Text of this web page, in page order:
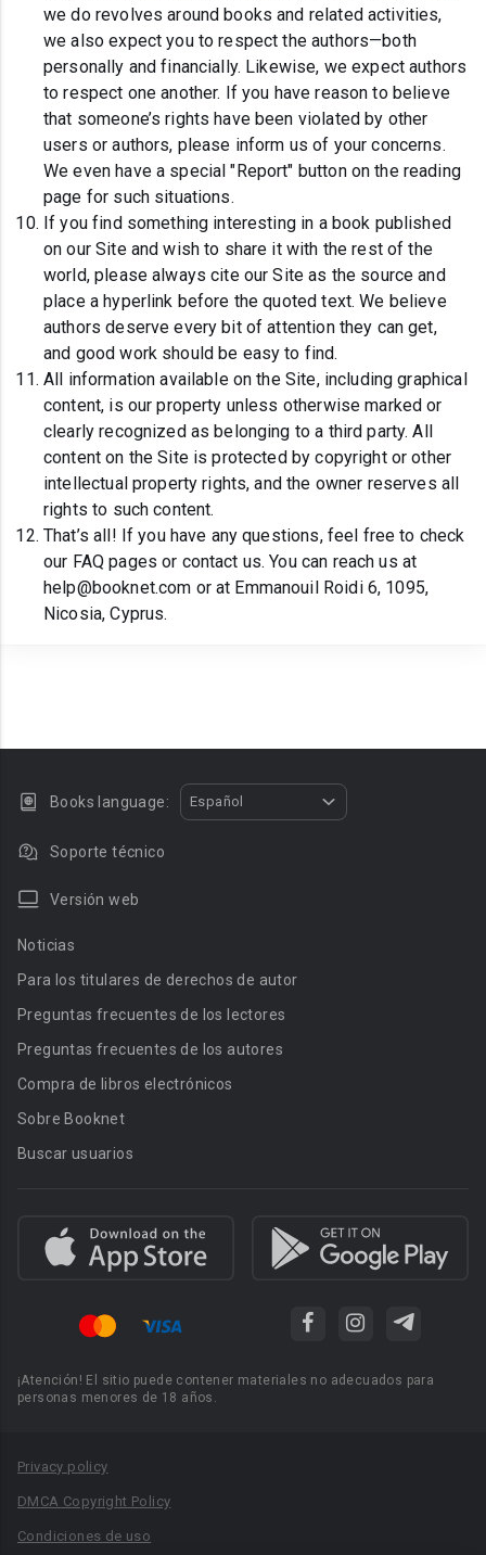
we do revolves around books and related activities,
we also expect you to respect the authors—both
personally and financially. Likewise, we expect authors
to respect one another. If you have reason to believe
that someone’s rights have been violated by other
users or authors, please inform us of your concerns.
We even have a special "Report" button on the reading
page for such situations.
If you find something interesting in a book published
on our Site and wish to share it with the rest of the
world, please always cite our Site as the source and
place a hyperlink before the quoted text. We believe
authors deserve every bit of attention they can get,
and good work should be easy to find.
All information available on the Site, including graphical
content, is our property unless otherwise marked or
clearly recognized as belonging to a third party. All
content on the Site is protected by copyright or other
intellectual property rights, and the owner reserves all
rights to such content.
That’s all! If you have any questions, feel free to check
our FAQ pages or contact us. You can reach us at
help@booknet.com or at Emmanouil Roidi 6, 1095,
Nicosia, Cyprus.
Books language: Español
Soporte técnico
Versión web
Noticias
Para los titulares de derechos de autor
Preguntas frecuentes de los lectores
Preguntas frecuentes de los autores
Compra de libros electrónicos
Sobre Booknet
Buscar usuarios
¡Atención! El sitio puede contener materiales no adecuados para
personas menores de 18 años.
Privacy policy
DMCA Copyright Policy
Condiciones de uso